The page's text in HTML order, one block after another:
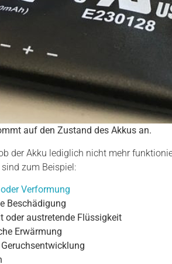
auf den Zustand des Akkus an.
der Akku lediglich nicht mehr
zum Beispiel:
Verformung
Beschädigung
oder austretende Flüssigkeit
Erwärmung
Geruchsentwicklung